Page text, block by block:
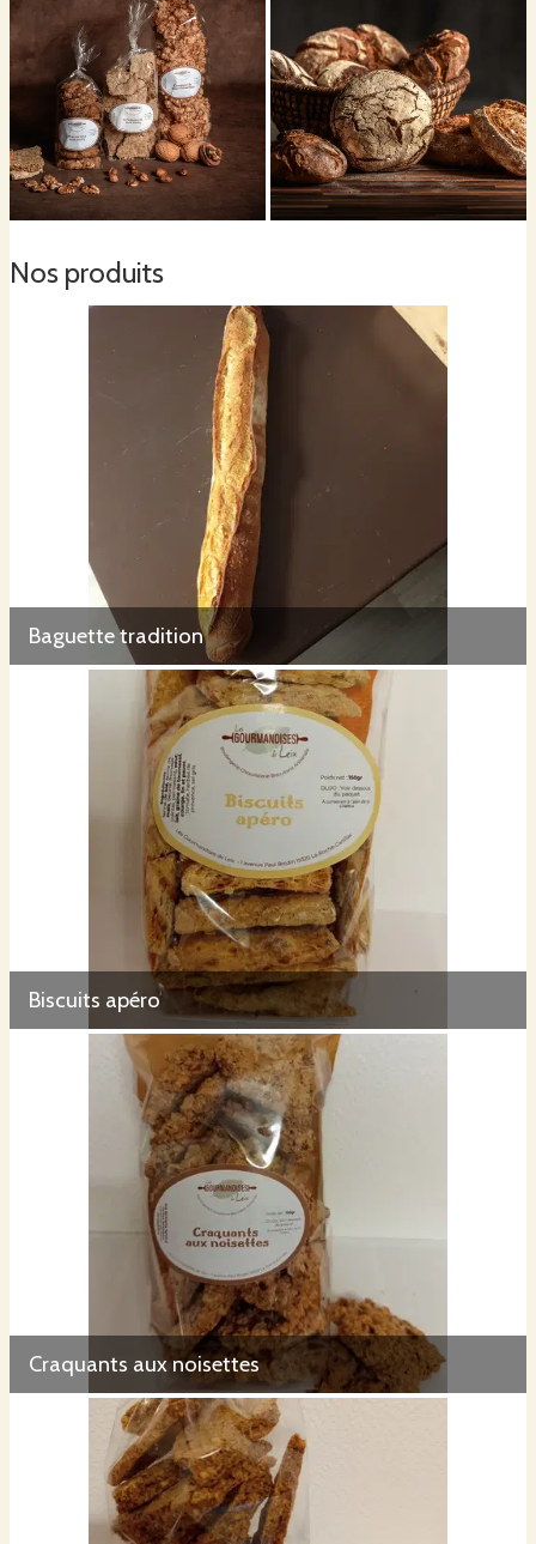
Nos produits
Baguette tradition
Biscuits apéro
Craquants aux noisettes